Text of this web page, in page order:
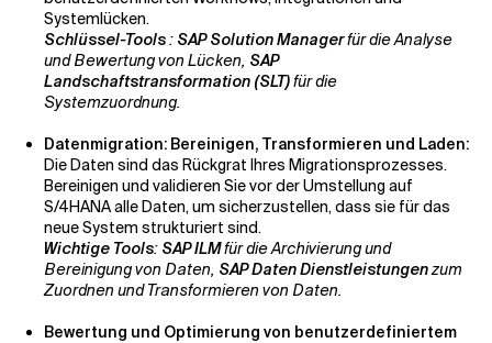
Systemlücken.
Schlüssel-Tools: SAP Solution Managerfür die Analyse
und Bewertung von Lücken, SAP
Landschaftstransformation (SLT)für die
Systemzuordnung.
Datenmigration: Bereinigen, Transformieren und Laden:
Die Daten sind das Rückgrat Ihres Migrationsprozesses.
Bereinigen und validieren Sie vor der Umstellung auf
S/4HANA alle Daten, um sicherzustellen, dass sie für das
neue System strukturiert sind.
Wichtige Tools: SAP ILMfür die Archivierung und
Bereinigung von Daten, SAP Daten Dienstleistungenzum
Zuordnen und Transformieren von Daten.
Bewertung und Optimierung von benutzerdefiniertem